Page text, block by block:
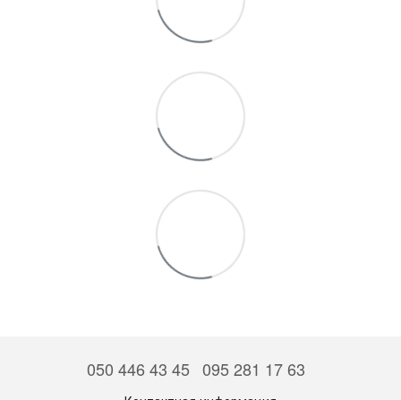
050 446 43 45 095 281 17 63